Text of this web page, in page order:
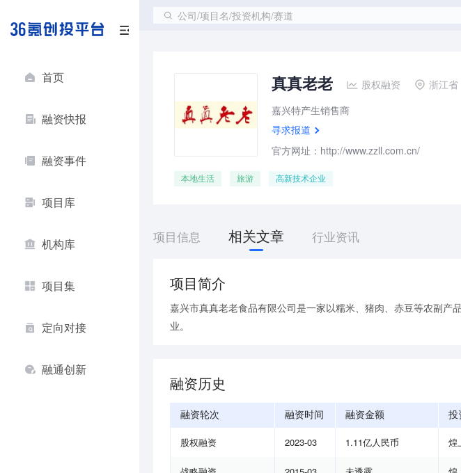
首页
融资快报
融资事件
项目库
机构库
项目集
定向对接
融通创新
公司/项目名/投资机构/赛道
真真老老 股权融资 浙江省
嘉兴特产生销售商
寻求报道
官方网址：http://www.zzll.com.cn/
本地生活 旅游 高新技术企业
项目信息 相关文章 行业资讯
项目简介
嘉兴市真真老老食品有限公司是一家以糯米、猪肉、赤豆等农副
业。
融资历史
融资轮次 融资时间 融资金额 投
股权融资 2023-03 1.11亿人民币 煌